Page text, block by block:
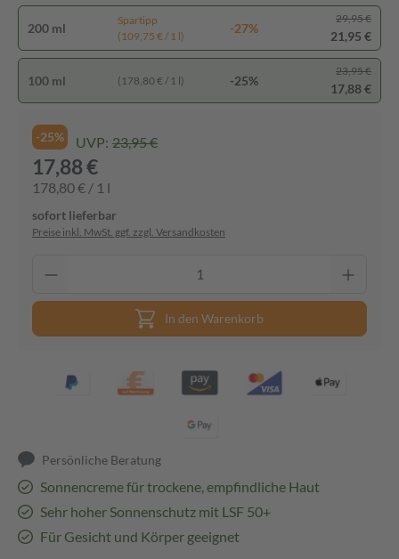
200 ml
Spartipp
(109,75 € / 1 l)
-27%
29,95 €
21,95 €
100 ml (178,80 € / 1 l) -25%
23,95 €
17,88 €
-25% UVP: 23,95 €
17,88 €
178,80 € / 1 l
sofort lieferbar
Preise inkl. MwSt. ggf. zzgl. Versandkosten
In den Warenkorb
Persönliche Beratung
Sonnencreme für trockene, empfindliche Haut
Sehr hoher Sonnenschutz mit LSF 50+
Für Gesicht und Körper geeignet